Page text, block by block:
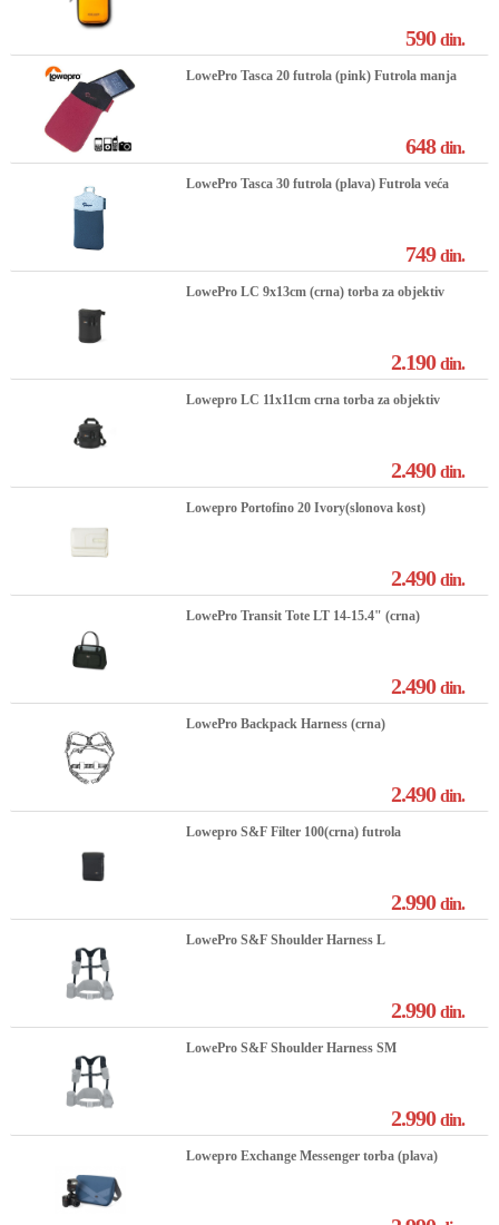
590din.
LowePro Tasca 20 futrola (pink) Futrola manja
648din.
LowePro Tasca 30 futrola (plava) Futrola veća
749din.
LowePro LC 9x13cm (crna) torba za objektiv
2.190din.
Lowepro LC 11x11cm crna torba za objektiv
2.490din.
Lowepro Portofino 20 Ivory(slonova kost)
2.490din.
LowePro Transit Tote LT 14-15.4" (crna)
2.490din.
LowePro Backpack Harness (crna)
2.490din.
Lowepro S&F Filter 100(crna) futrola
2.990din.
LowePro S&F Shoulder Harness L
2.990din.
LowePro S&F Shoulder Harness SM
2.990din.
Lowepro Exchange Messenger torba (plava)